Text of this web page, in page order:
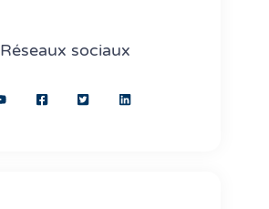
Réseaux sociaux